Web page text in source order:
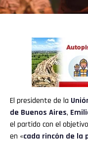
El presidente de la
de Buenos Aires,
el partido con el
en «cada rincón de la